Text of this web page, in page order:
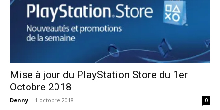
Mise à jour du PlayStation Store du 1er
Octobre 2018
Denny - 1 octobre 2018 0